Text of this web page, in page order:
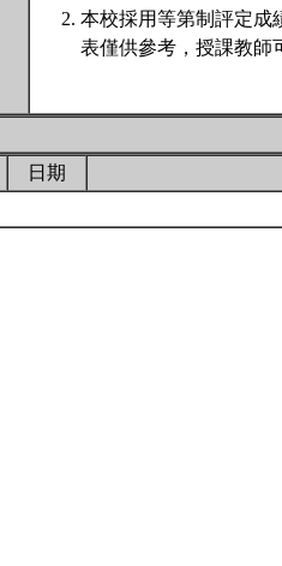
本校採用等第制評定成
表僅供參考，授課教師
日期